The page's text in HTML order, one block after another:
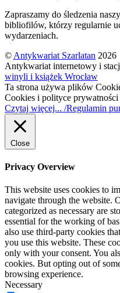
Zapraszamy do śledzenia
bibliofilów, którzy regularnie
wydarzeniach.
© Antykwariat Szarlatan 2026
Antykwariat internetowy i
winyli i książek Wrocław
Ta strona używa plików
Cookies i polityce prywatności
Czytaj więcej... /Regulamin
Close
Privacy Overview
This website uses cookies to
navigate through the website.
categorized as necessary are
essential for the working of
also use third-party cookies
you use this website. These
only with your consent. You
cookies. But opting out of
browsing experience.
Necessary